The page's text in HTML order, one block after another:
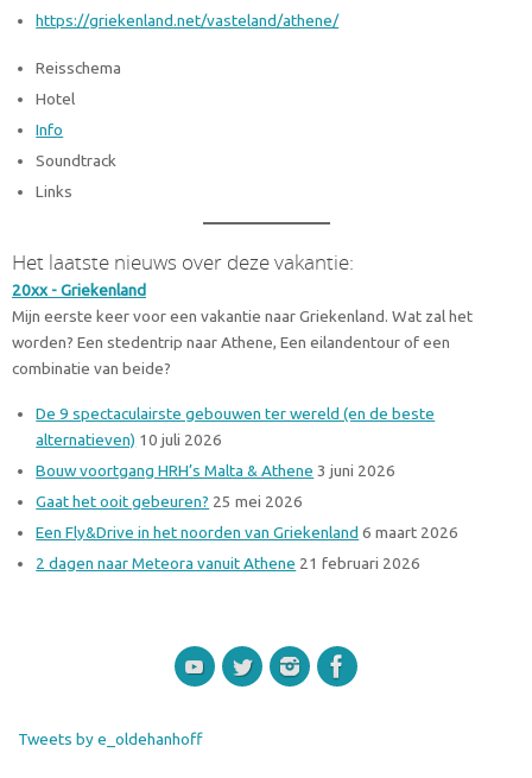
https://griekenland.net/vasteland/athene/
Reisschema
Hotel
Info
Soundtrack
Links
Het laatste nieuws over deze vakantie:
20xx - Griekenland
Mijn eerste keer voor een vakantie naar Griekenland. Wat zal het
worden? Een stedentrip naar Athene, Een eilandentour of een
combinatie van beide?
De 9 spectaculairste gebouwen ter wereld (en de beste
alternatieven) 10 juli 2026
Bouw voortgang HRH’s Malta & Athene 3 juni 2026
Gaat het ooit gebeuren? 25 mei 2026
Een Fly&Drive in het noorden van Griekenland 6 maart 2026
2 dagen naar Meteora vanuit Athene 21 februari 2026
Tweets by e_oldehanhoff